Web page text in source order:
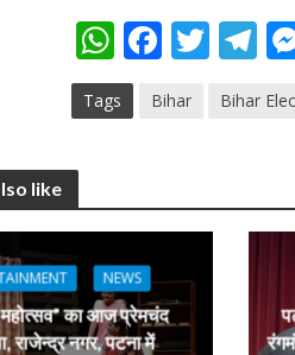
साजिद
कुलदीप
W
h
at
p
p
F
e
o
k
T
itt
T
e
m
Tags Bihar Bihar
like
NEWS
का आज प्रेमचंद
राजेन्द्र नगर, पटना में